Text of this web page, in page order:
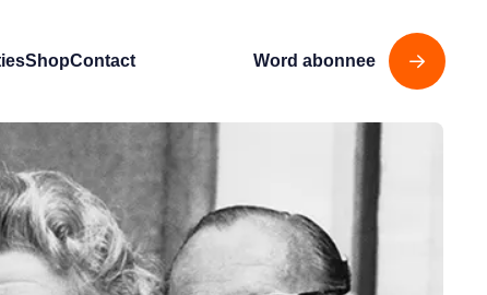
ShopContact Word abonnee